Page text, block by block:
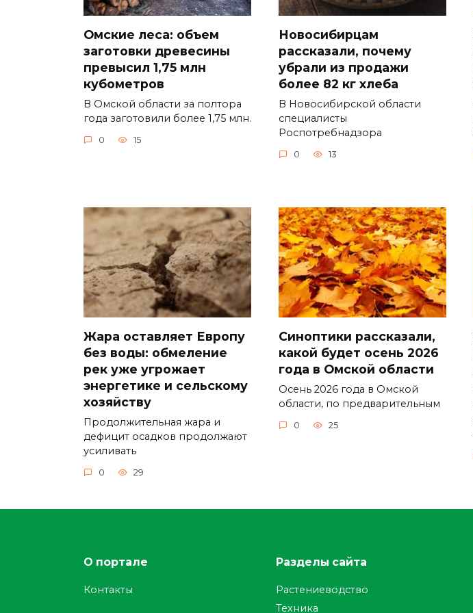
Омские леса: объем
заготовки древесины
превысил 1,75 млн
кубометров
В Омской области за полтора
года заготовили более 1,75 млн.
0 15
Новосибирцам
рассказали, почему
убрали из продажи
более 82 кг хлеба
В Новосибирской области
специалисты
Роспотребнадзора
0 13
Жара оставляет Европу
без воды: обмеление
рек уже угрожает
энергетике и сельскому
хозяйству
Продолжительная жара и
дефицит осадков продолжают
усиливать
0 29
Синоптики рассказали,
какой будет осень 2026
года в Омской области
Осень 2026 года в Омской
области, по предварительным
0 25
О портале
Контакты
Разделы сайта
Растениеводство
Техника